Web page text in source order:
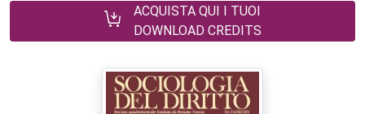
ACQUISTA QUI I TUOI
DOWNLOAD CREDITS